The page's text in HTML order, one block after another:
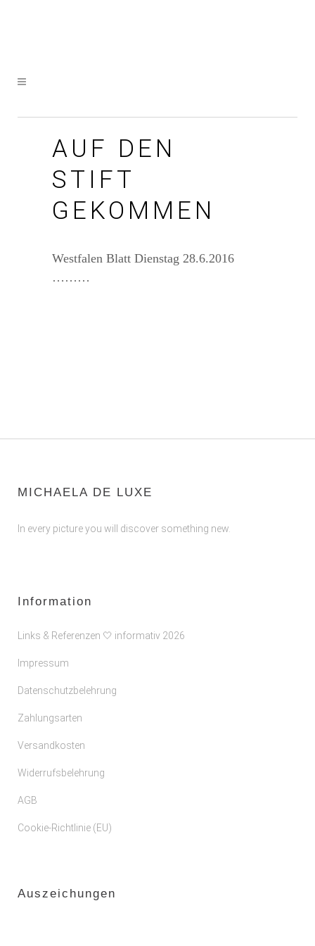
AUF DEN
STIFT
GEKOMMEN
Westfalen Blatt Dienstag 28.6.2016
………
MICHAELA DE LUXE
In every picture you will discover something new.
Information
Links & Referenzen 🤍 informativ 2026
Impressum
Datenschutzbelehrung
Zahlungsarten
Versandkosten
Widerrufsbelehrung
AGB
Cookie-Richtlinie (EU)
Auszeichungen